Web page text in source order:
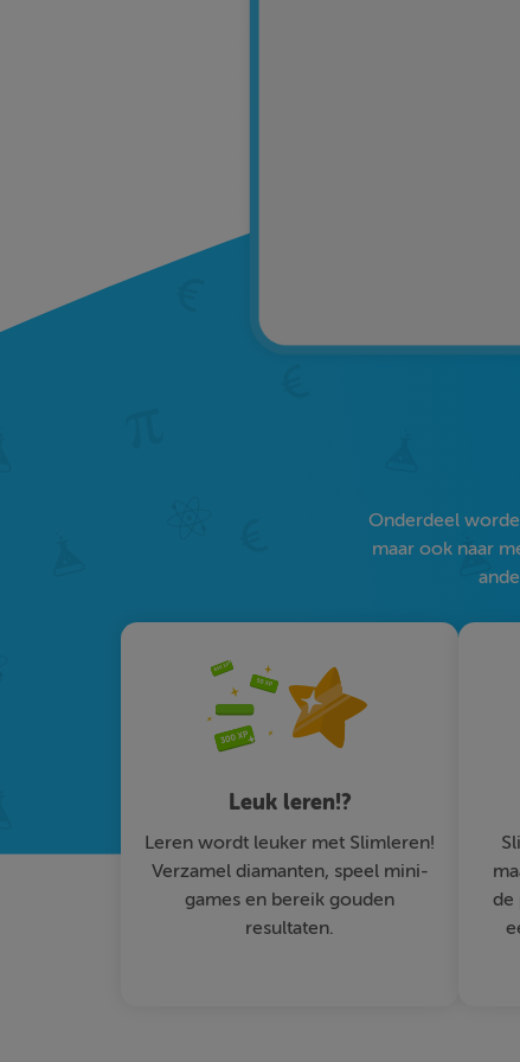
Onderdeel
maar ook naar
Leuk leren!?
Leren wordt leuker met Slimleren!
Verzamel diamanten, speel mini-
games en bereik gouden
resultaten.
de